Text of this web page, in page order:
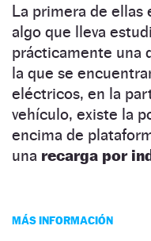
La primera de ellas
algo que lleva
prácticamente una
la que se
eléctricos, en la
vehículo, existe la
encima de
una recarga por
MÁS INFORMACIÓN